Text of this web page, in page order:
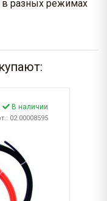
в разных режимах
В наличии
02.00008595